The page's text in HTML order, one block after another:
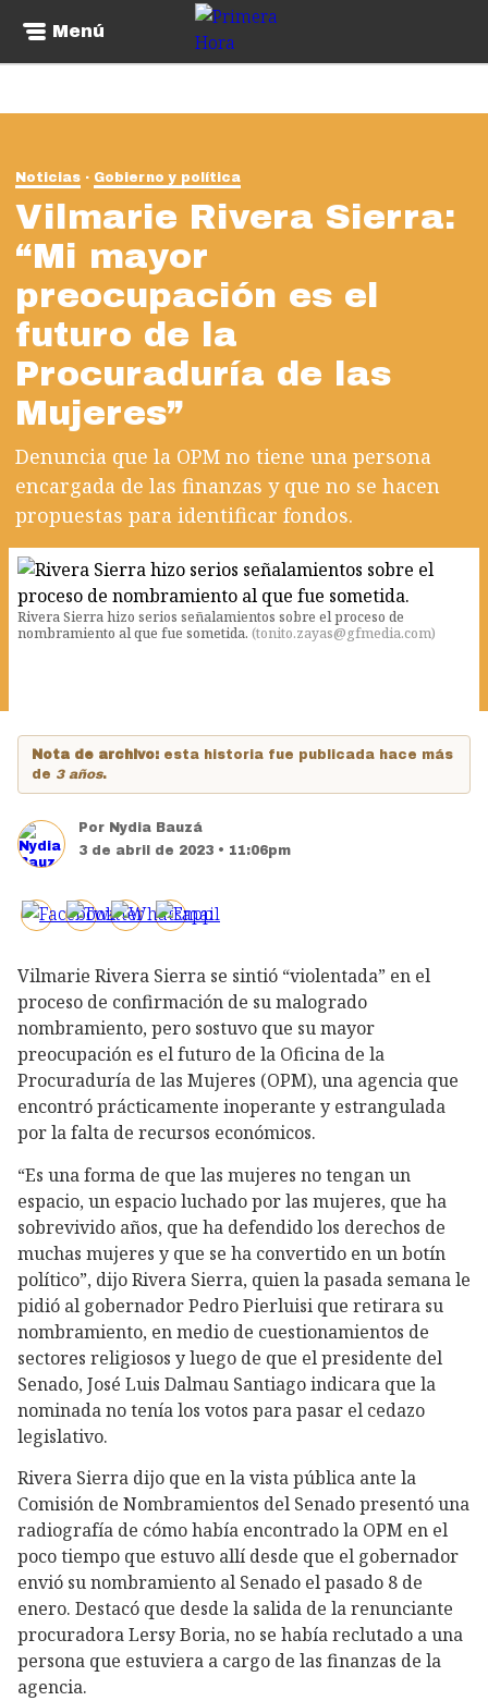
Menú
Noticias Gobierno y política
Vilmarie Rivera Sierra:
“Mi mayor
preocupación es el
futuro de la
Procuraduría de las
Mujeres”
Denuncia que la OPM no tiene una persona
encargada de las finanzas y que no se hacen
propuestas para identificar fondos.
Rivera Sierra hizo serios señalamientos sobre el proceso de
nombramiento al que fue sometida. (tonito.zayas@gfmedia.com)
Nota de archivo: esta historia fue publicada hace más
de 3 años.
Por Nydia Bauzá
3 de abril de 2023 • 11:06pm
Vilmarie Rivera Sierra se sintió “violentada” en el
proceso de confirmación de su malogrado
nombramiento, pero sostuvo que su mayor
preocupación es el futuro de la Oficina de la
Procuraduría de las Mujeres (OPM), una agencia que
encontró prácticamente inoperante y estrangulada
por la falta de recursos económicos.
“Es una forma de que las mujeres no tengan un
espacio, un espacio luchado por las mujeres, que ha
sobrevivido años, que ha defendido los derechos de
muchas mujeres y que se ha convertido en un botín
político”, dijo Rivera Sierra, quien la pasada semana le
pidió al gobernador Pedro Pierluisi que retirara su
nombramiento, en medio de cuestionamientos de
sectores religiosos y luego de que el presidente del
Senado, José Luis Dalmau Santiago indicara que la
nominada no tenía los votos para pasar el cedazo
legislativo.
Rivera Sierra dijo que en la vista pública ante la
Comisión de Nombramientos del Senado presentó una
radiografía de cómo había encontrado la OPM en el
poco tiempo que estuvo allí desde que el gobernador
envió su nombramiento al Senado el pasado 8 de
enero. Destacó que desde la salida de la renunciante
procuradora Lersy Boria, no se había reclutado a una
persona que estuviera a cargo de las finanzas de la
agencia.